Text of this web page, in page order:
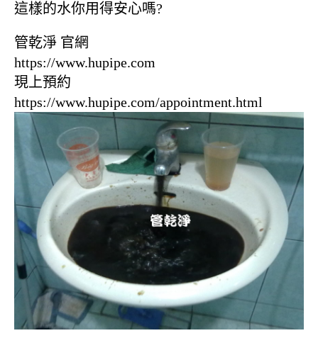
這樣的水你用得安心嗎?
管乾淨 官網
https://www.hupipe.com
現上預約
https://www.hupipe.com/appointment.html